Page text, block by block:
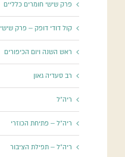
פרק שישי חומרים כלליים
קול דודי דופק – פרק שישי
ראש השנה ויום הכיפורים
רב סעדיה גאון
ריה"ל
ריה"ל – פתיחת הכוזרי
ריה"ל – תפילת הציבור